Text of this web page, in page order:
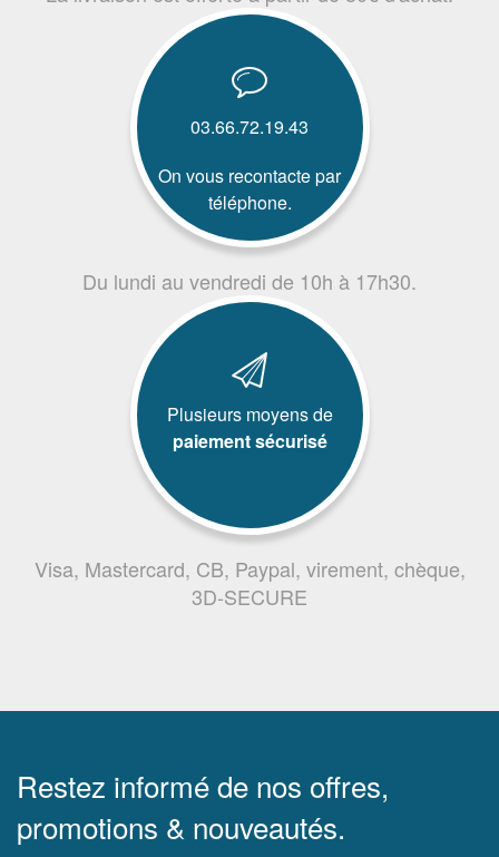
03.66.72.19.43
On vous recontacte par
téléphone.
Du lundi au vendredi de 10h à 17h30.
Plusieurs moyens de
paiement sécurisé
Visa, Mastercard, CB, Paypal, virement, chèque,
3D-SECURE
Restez informé de nos offres,
promotions & nouveautés.